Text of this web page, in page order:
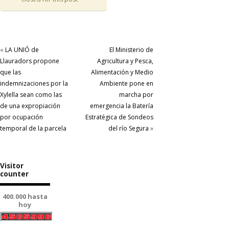
« LA UNIÓ de
Llauradors propone
que las
indemnizaciones por la
Xylella sean como las
de una expropiación
por ocupación
temporal de la parcela
El Ministerio de
Agricultura y Pesca,
Alimentación y Medio
Ambiente pone en
marcha por
emergencia la Batería
Estratégica de Sondeos
del río Segura »
Visitor
counter
400.000 hasta
hoy